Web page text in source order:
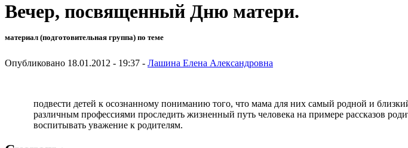
Вечер, посвященный Дню матери.
материал (подготовительная группа) по теме
Опубликовано 18.01.2012 - 19:37 - Лашина Елена Александровна
подвести детей к осознанному пониманию того, что мама для них самый родной и
различным профессиями проследить жизненный путь человека на примере рассказов
воспитывать уважение к родителям.